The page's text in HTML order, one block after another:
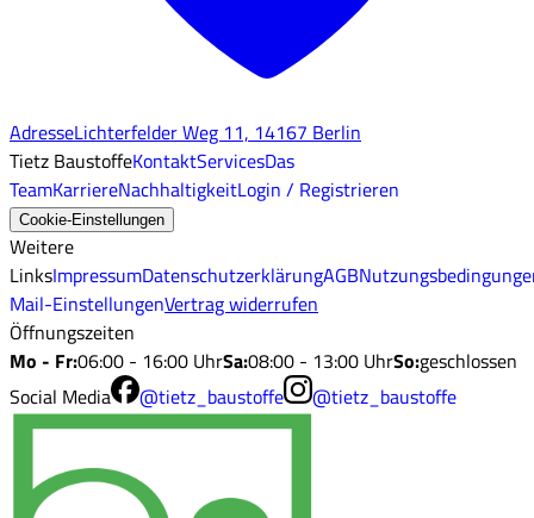
AdresseLichterfelder Weg 11, 14167 Berlin
Tietz BaustoffeKontaktServicesDas
TeamKarriereNachhaltigkeitLogin / Registrieren
Cookie-Einstellungen
Weitere
LinksImpressumDatenschutzerklärungAGB
Mail-EinstellungenVertrag widerrufen
Öffnungszeiten
Mo - Fr:06:00 - 16:00 UhrSa:08:00 - 13:00 UhrSo:geschlossen
Social Media
@tietz_baustoffe @tietz_baustoffe